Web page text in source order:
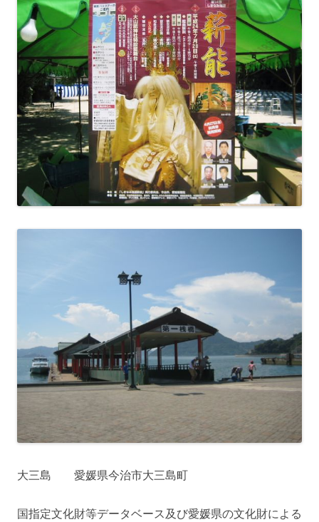
大三島 愛媛県今治市大三島町
国指定文化財等データベース及び愛媛県の文化財による